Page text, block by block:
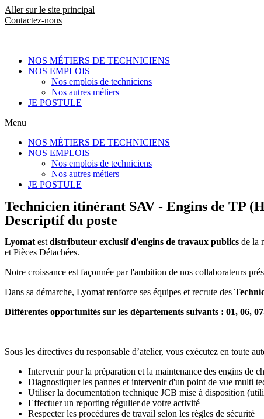
Aller sur le site principal
Contactez-nous
NOS MÉTIERS DE TECHNICIENS
NOS EMPLOIS
Nos emplois de techniciens
Nos autres métiers
JE POSTULE
Menu
NOS MÉTIERS DE TECHNICIENS
NOS EMPLOIS
Nos emplois de techniciens
Nos autres métiers
JE POSTULE
Technicien itinérant SAV - Engins de TP
Descriptif du poste
Lyomat est distributeur exclusif d'engins de travaux publics de la
et Pièces Détachées.
Notre croissance est façonnée par l'ambition de nos collaborateurs
Dans sa démarche, Lyomat renforce ses équipes et recrute des
Différentes opportunités sur les départements suivants : 01, 06,
Sous les directives du responsable d’atelier, vous exécutez en toute
Intervenir pour la préparation et la maintenance des engins de
Diagnostiquer les pannes et intervenir d'un point de vue multi
Utiliser la documentation technique JCB mise à disposition
Effectuer un reporting régulier de votre activité
Respecter les procédures de travail selon les règles de sécurité